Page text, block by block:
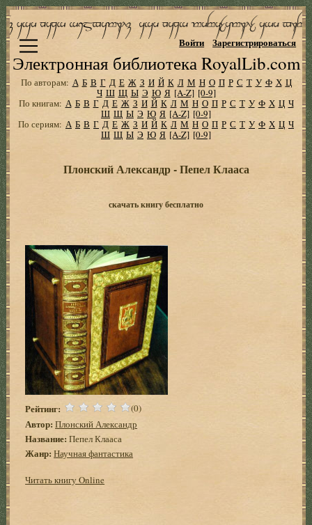
Электронная библиотека RoyalLib.com
Войти Зарегистрироваться
По авторам: А Б В Г Д Е Ж З И Й К Л М Н О П Р С Т У Ф Х Ц
Ч Ш Щ Ы Э Ю Я [A-Z] [0-9]
По книгам: А Б В Г Д Е Ж З И Й К Л М Н О П Р С Т У Ф Х Ц Ч
Ш Щ Ы Э Ю Я [A-Z] [0-9]
По сериям: А Б В Г Д Е Ж З И Й К Л М Н О П Р С Т У Ф Х Ц Ч
Ш Щ Ы Э Ю Я [A-Z] [0-9]
Плонский Александр - Пепел Клааса
скачать книгу бесплатно
Рейтинг: (0)
Автор: Плонский Александр
Название: Пепел Клааса
Жанр: Научная фантастика
Читать книгу Online